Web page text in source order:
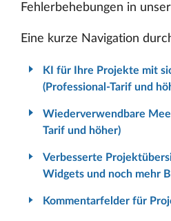
Fehlerbehebungen in
Eine kurze Navigation
KI für Ihre Projekte mit
(Professional-Tarif und
Wiederverwendbare
Tarif und höher)
Verbesserte
Widgets und noch mehr
Kommentarfelder für